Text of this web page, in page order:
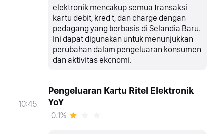
elektronik mencakup semua transaksi
kartu debit, kredit, dan charge dengan
pedagang yang berbasis di Selandia Baru.
Ini dapat digunakan untuk menunjukkan
perubahan dalam pengeluaran konsumen
dan aktivitas ekonomi.
10:45
Pengeluaran Kartu Ritel Elektronik
YoY
-0.1%